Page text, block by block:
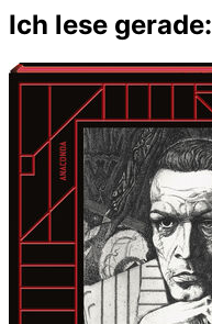
Ich lese gerade: